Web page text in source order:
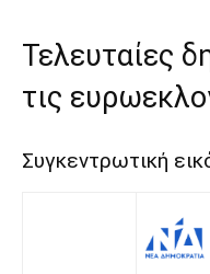
Τελευταίες
τις
Συγκεντρωτική